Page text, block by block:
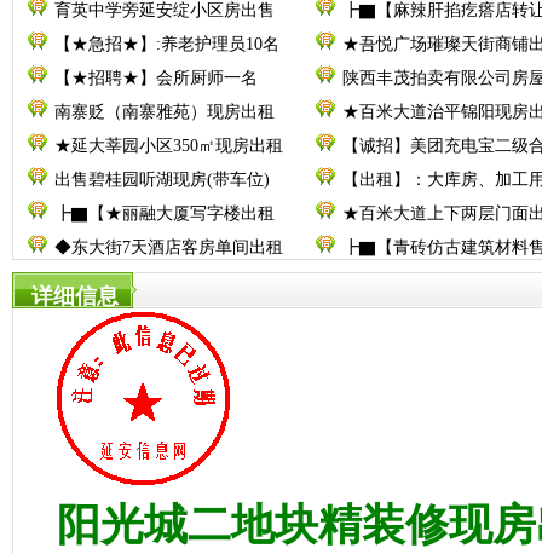
育英中学旁延安绽小区房出售
┣▇【麻辣肝掐疙瘩店转
【★急招★】:养老护理员10名
★吾悦广场璀璨天街商铺
【★招聘★】会所厨师一名
陕西丰茂拍卖有限公司房
南寨贬（南寨雅苑）现房出租
★百米大道治平锦阳现房
★延大莘园小区350㎡现房出租
【诚招】美团充电宝二级
出售碧桂园听湖现房(带车位)
【出租】：大库房、加工
┣▇【★丽融大厦写字楼出租
★百米大道上下两层门面
◆东大街7天酒店客房单间出租
┣▇【青砖仿古建筑材料
详细信息
阳光城二地块精装修现